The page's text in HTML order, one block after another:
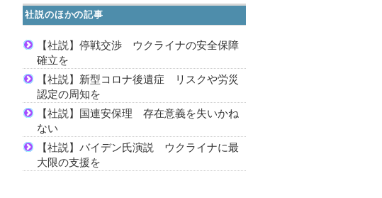
社説のほかの記事
【社説】停戦交渉 ウクライナの安全保障
確立を
【社説】新型コロナ後遺症 リスクや労災
認定の周知を
【社説】国連安保理 存在意義を失いかね
ない
【社説】バイデン氏演説 ウクライナに最
大限の支援を